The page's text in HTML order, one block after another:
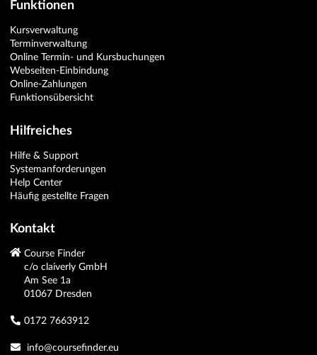
Funktionen
Kursverwaltung
Terminverwaltung
Online Termin- und Kursbuchungen
Webseiten-Einbindung
Online-Zahlungen
Funktionsübersicht
Hilfreiches
Hilfe & Support
Systemanforderungen
Help Center
Häufig gestellte Fragen
Kontakt
Course Finder
c/o claiverly GmbH
Am See 1a
01067 Dresden
0172 7663912
info@coursefinder.eu